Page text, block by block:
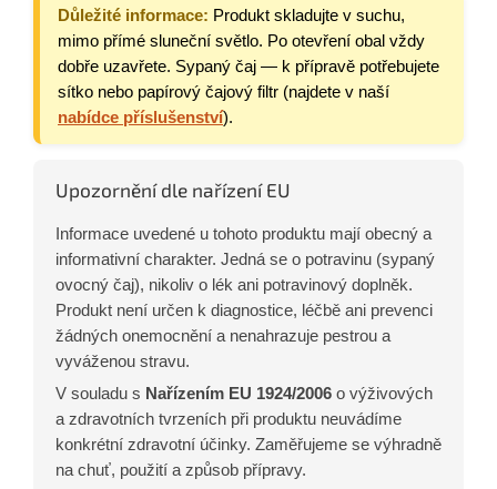
Důležité informace: Produkt skladujte v suchu,
mimo přímé sluneční světlo. Po otevření obal vždy
dobře uzavřete. Sypaný čaj — k přípravě potřebujete
sítko nebo papírový čajový filtr (najdete v naší
nabídce příslušenství).
Upozornění dle nařízení EU
Informace uvedené u tohoto produktu mají obecný a
informativní charakter. Jedná se o potravinu (sypaný
ovocný čaj), nikoliv o lék ani potravinový doplněk.
Produkt není určen k diagnostice, léčbě ani prevenci
žádných onemocnění a nenahrazuje pestrou a
vyváženou stravu.
V souladu s Nařízením EU 1924/2006 o výživových
a zdravotních tvrzeních při produktu neuvádíme
konkrétní zdravotní účinky. Zaměřujeme se výhradně
na chuť, použití a způsob přípravy.